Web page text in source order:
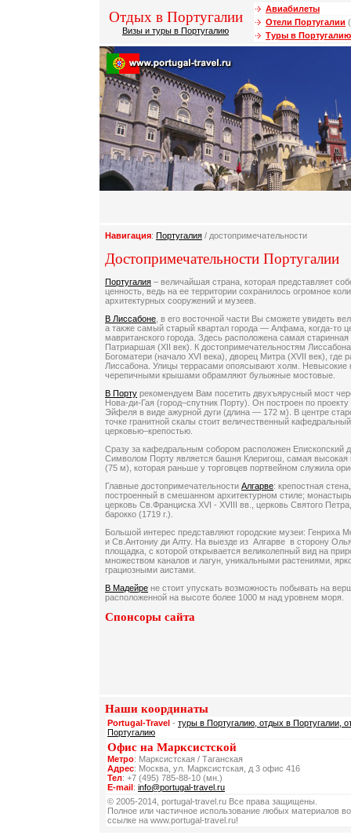
Отдых в Португалии
Визы и туры в Португалию
Авиабилеты
Отели Португалии
Туры в Португалию
Навигация: Португалия / достопримечательности
Достопримечательности Португалии
Португалия – величайшая страна, которая представляет
ценность, ведь на ее территории сохранилось огромное
архитектурных сооружений и музеев.
В Лиссабоне, в его восточной части Вы сможете увидеть
а также самый старый квартал города — Алфама, когда-то
мавританского города. Здесь расположена самая
Патриаршая (XII век). К достопримечательностям
Богоматери (начало XVI века), дворец Митра (XVII век), где
Лиссабона. Улицы террасами опоясывают холм. Невысокие
черепичными крышами обрамляют булыжные мостовые.
В Порту рекомендуем Вам посетить двухъярусный мост
Нова-ди-Гая (город–спутник Порту). Он построен по
Эйфеля в виде ажурной дуги (длина — 172 м). В центре
точке гранитной скалы стоит величественный
церковью–крепостью.
Сразу за кафедральным собором расположен Епископский
Символом Порту является башня Клеригош, самая высокая
(75 м), которая раньше у торговцев портвейном служила
Главные достопримечательности Алгарве: крепостная
построенный в смешанном архитектурном стиле;
церковь Св.Франциска XVI - XVIII вв., церковь Святого
барокко (1719 г.).
Большой интерес представляют городские музеи: Генриха
и Св.Антониу ди Алту. На выезде из Алгарве в сторону
площадка, с которой открывается великолепный вид на
множеством каналов и лагун, уникальными растениями,
грациозными аистами.
В Мадейре не стоит упускать возможность побывать на
расположенной на высоте более 1000 м над уровнем моря.
Спонсоры сайта
Наши координаты
Portugal-Travel - туры в Португалию, отдых в Португалии,
Португалию
Офис на Марксистской
Метро: Марксистская / Таганская
Адрес: Москва, ул. Марксистская, д 3 офис 416
Тел: +7 (495) 785-88-10 (мн.)
E-mail: info@portugal-travel.ru
© 2005-2014, portugal-travel.ru Все права защищены.
Полное или частичное использование любых материалов
ссылке на www.portugal-travel.ru!